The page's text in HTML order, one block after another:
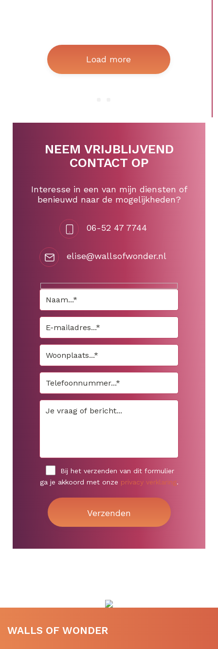
Load more
NEEM VRIJBLIJVEND
CONTACT OP
Interesse in een van mijn diensten of
benieuwd naar de mogelijkheden?
06-52 47 7744
elise@wallsofwonder.nl
Bij het verzenden van dit formulier
ga je akkoord met onze privacy verklaring.
WALLS OF WONDER